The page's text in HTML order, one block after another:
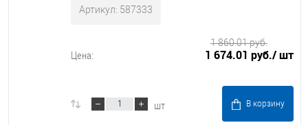
Артикул: 587333
Цена: 1 674.01 руб./ шт
1 860.01 руб.
шт В корзину